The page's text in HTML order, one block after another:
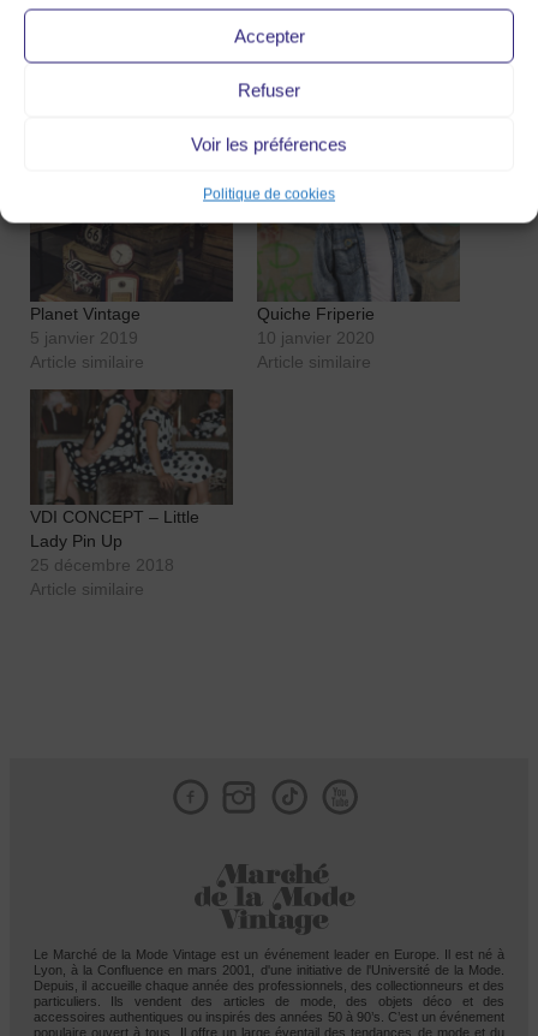
Accepter
Refuser
Voir les préférences
Politique de cookies
Planet Vintage
5 janvier 2019
Article similaire
Quiche Friperie
10 janvier 2020
Article similaire
VDI CONCEPT – Little
Lady Pin Up
25 décembre 2018
Article similaire
Le Marché de la Mode Vintage est un événement leader en Europe. Il est né à
Lyon, à la Confluence en mars 2001, d'une initiative de l'Université de la Mode.
Depuis, il accueille chaque année des professionnels, des collectionneurs et des
particuliers. Ils vendent des articles de mode, des objets déco et des
accessoires authentiques ou inspirés des années 50 à 90’s. C’est un événement
populaire ouvert à tous. Il offre un large éventail des tendances de mode et du